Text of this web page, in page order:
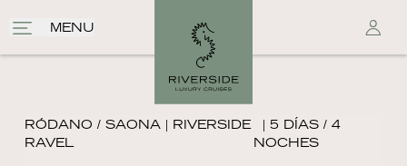
MENU
RÓDANO / SAONA | RIVERSIDE
RAVEL
| 5 DÍAS / 4
NOCHES